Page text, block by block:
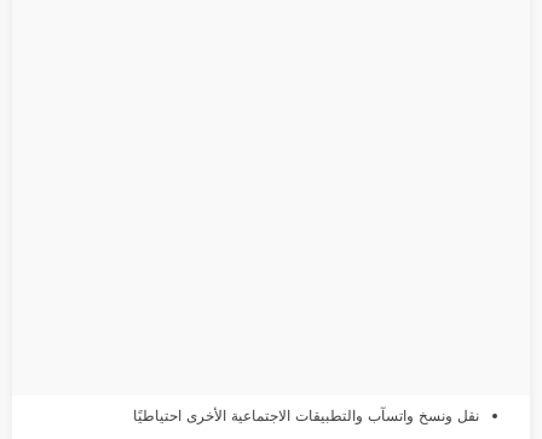
نقل ونسخ واتسآب والتطبيقات الاجتماعية الأخرى احتياطيًا